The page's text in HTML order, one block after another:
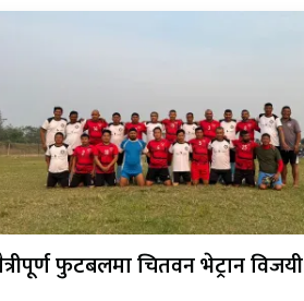
फुटबलमा चितवन भेट्रान विजयी